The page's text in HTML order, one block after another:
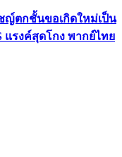
ชญ์ตกชั้นขอเกิดใหม่เป็น
รงค์สุดโกง พากย์ไทย